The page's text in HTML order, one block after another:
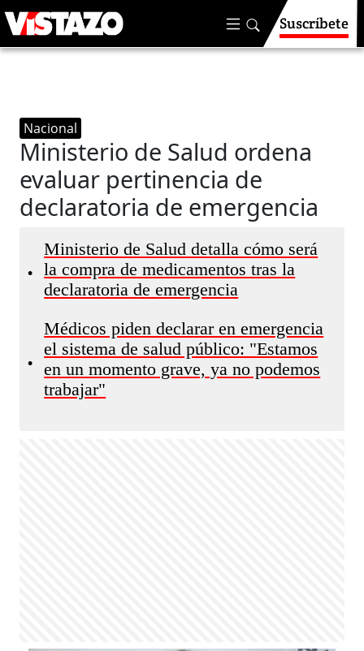
Suscríbete
Nacional
Ministerio de Salud ordena
evaluar pertinencia de
declaratoria de emergencia
•
Ministerio de Salud detalla cómo será
la compra de medicamentos tras la
declaratoria de emergencia
•
Médicos piden declarar en emergencia
el sistema de salud público: "Estamos
en un momento grave, ya no podemos
trabajar"